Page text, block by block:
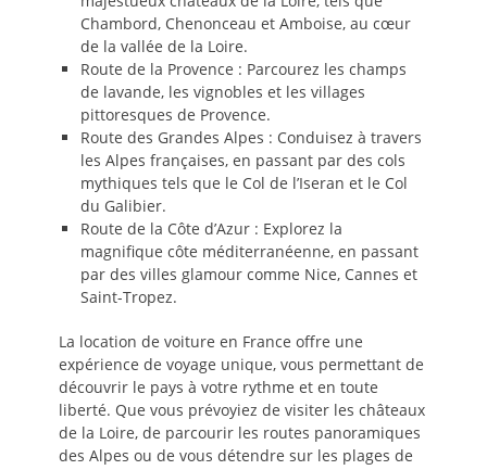
Chambord, Chenonceau et Amboise, au cœur
de la vallée de la Loire.
Route de la Provence : Parcourez les champs
de lavande, les vignobles et les villages
pittoresques de Provence.
Route des Grandes Alpes : Conduisez à travers
les Alpes françaises, en passant par des cols
mythiques tels que le Col de l’Iseran et le Col
du Galibier.
Route de la Côte d’Azur : Explorez la
magnifique côte méditerranéenne, en passant
par des villes glamour comme Nice, Cannes et
Saint-Tropez.
La location de voiture en France offre une
expérience de voyage unique, vous permettant de
découvrir le pays à votre rythme et en toute
liberté. Que vous prévoyiez de visiter les châteaux
de la Loire, de parcourir les routes panoramiques
des Alpes ou de vous détendre sur les plages de